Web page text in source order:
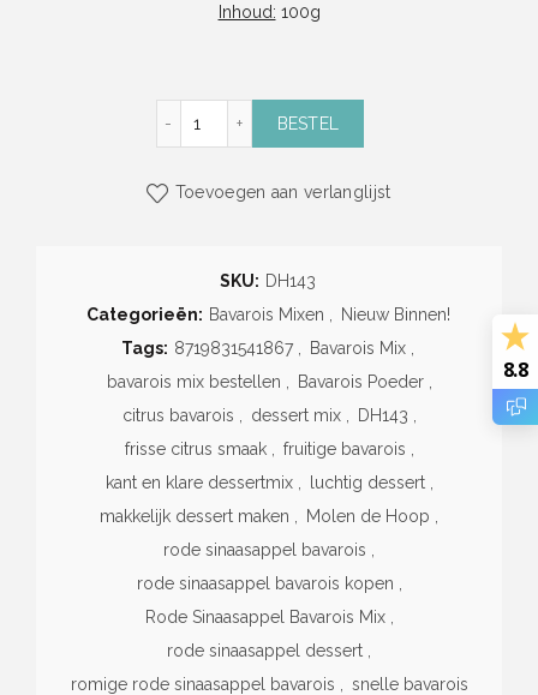
Inhoud: 100g
BESTEL
Toevoegen aan verlanglijst
SKU: DH143
Categorieën: Bavarois Mixen
Nieuw Binnen!
Tags: 8719831541867 Bavarois Mix
bavarois mix bestellen
Bavarois Poeder
citrus bavarois
dessert mix DH143
frisse citrus smaak
fruitige bavarois
kant en klare dessertmix
luchtig dessert
makkelijk dessert maken
Molen de Hoop
rode sinaasappel bavarois
rode sinaasappel bavarois kopen
Rode Sinaasappel Bavarois Mix
rode sinaasappel dessert
romige rode sinaasappel bavarois
snelle bavarois
8.8